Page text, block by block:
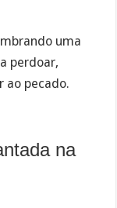
uma
perdoar,
ao pecado.
na